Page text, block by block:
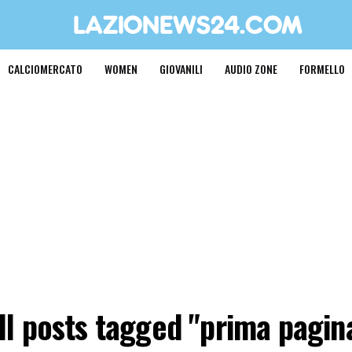
CALCIOMERCATO WOMEN GIOVANILI AUDIO ZONE FORMELLO
posts tagged "prima